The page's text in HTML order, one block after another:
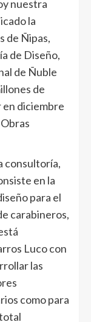
nuestra
la
de Ñipas,
de Diseño,
de Ñuble
de
en diciembre
consultoría,
en la
para el
carabineros,
Luco con
las
como para